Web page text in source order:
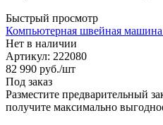
Быстрый просмотр
Компьютерная швейная
Нет в наличии
Артикул: 222080
82 990 руб./шт
Под заказ
Разместите предварительный
получите максимально